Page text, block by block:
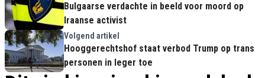
Bulgaarse verdachte in beeld voor moord op
Iraanse activist
Volgend artikel
Hooggerechtshof staat verbod Trump op trans
personen in leger toe